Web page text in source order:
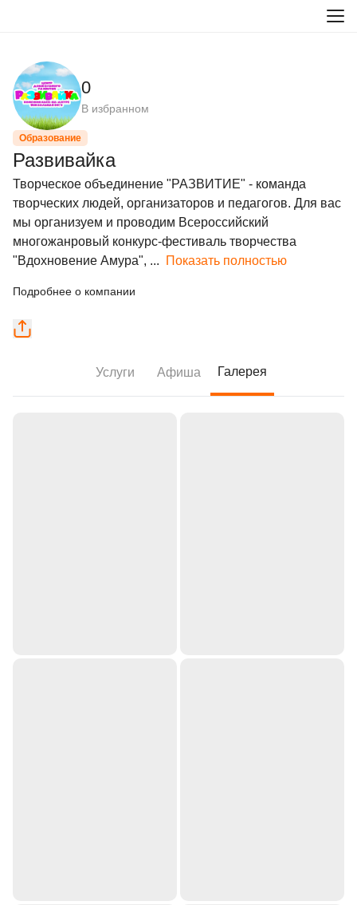
0
В избранном
Образование
Развивайка
Творческое объединение "РАЗВИТИЕ" - команда
творческих людей, организаторов и педагогов. Для вас
мы организуем и проводим Всероссийский
многожанровый конкурс-фестиваль творчества
"Вдохновение Амура", ... Показать полностью
Подробнее о компании
Услуги Афиша Галерея